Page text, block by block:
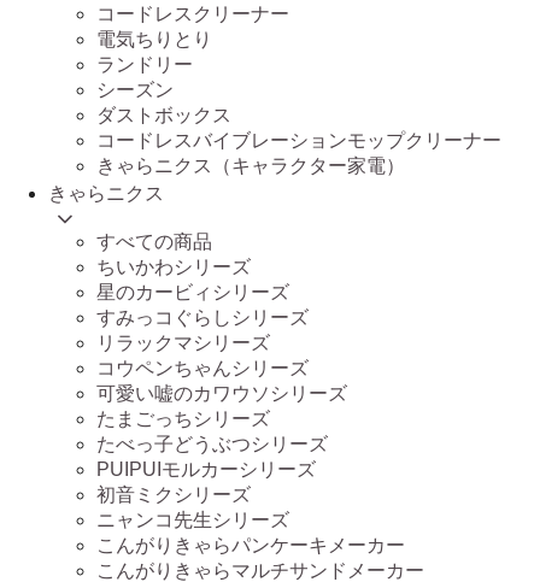
コードレスクリーナー
電気ちりとり
ランドリー
シーズン
ダストボックス
コードレスバイブレーションモップクリーナー
きゃらニクス（キャラクター家電）
きゃらニクス
すべての商品
ちいかわシリーズ
星のカービィシリーズ
すみっコぐらしシリーズ
リラックマシリーズ
コウペンちゃんシリーズ
可愛い嘘のカワウソシリーズ
たまごっちシリーズ
たべっ子どうぶつシリーズ
PUIPUIモルカーシリーズ
初音ミクシリーズ
ニャンコ先生シリーズ
こんがりきゃらパンケーキメーカー
こんがりきゃらマルチサンドメーカー